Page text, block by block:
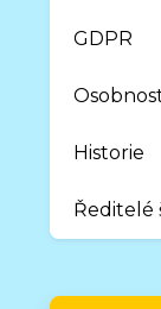
GDPR
Historie
Ředitelé